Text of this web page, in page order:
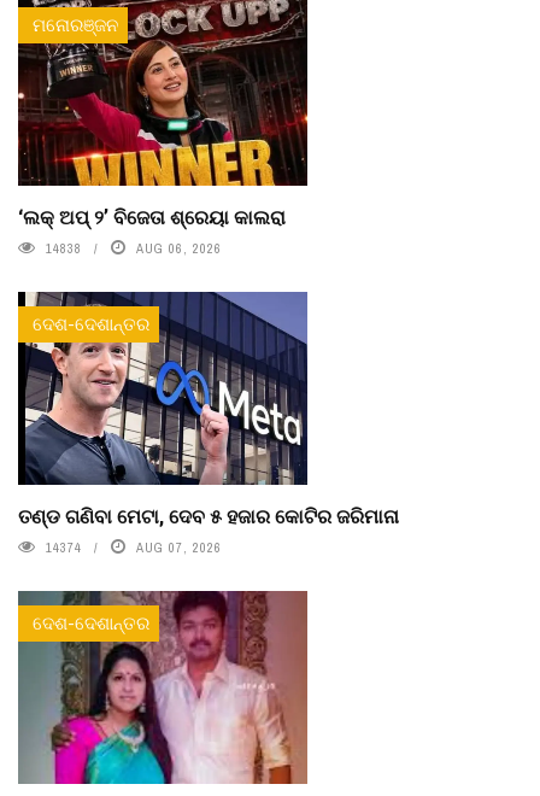
ମନୋରଞ୍ଜନ
‘ଲକ୍ ଅପ୍ ୨’ ବିଜେତା ଶ୍ରେୟା କାଲରା
14838 AUG 06, 2026
ଦେଶ-ଦେଶାନ୍ତର
ତଣ୍ଡ ଗଣିବା ମେଟା, ଦେବ ୫ ହଜାର କୋଟିର ଜରିମାନା
14374 AUG 07, 2026
ଦେଶ-ଦେଶାନ୍ତର